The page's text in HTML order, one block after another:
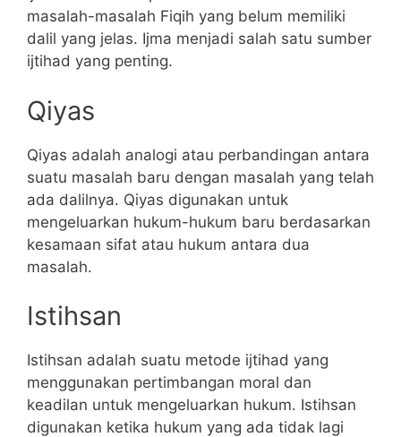
masalah-masalah Fiqih yang belum memiliki
dalil yang jelas. Ijma menjadi salah satu sumber
ijtihad yang penting.
Qiyas
Qiyas adalah analogi atau perbandingan antara
suatu masalah baru dengan masalah yang telah
ada dalilnya. Qiyas digunakan untuk
mengeluarkan hukum-hukum baru berdasarkan
kesamaan sifat atau hukum antara dua
masalah.
Istihsan
Istihsan adalah suatu metode ijtihad yang
menggunakan pertimbangan moral dan
keadilan untuk mengeluarkan hukum. Istihsan
digunakan ketika hukum yang ada tidak lagi